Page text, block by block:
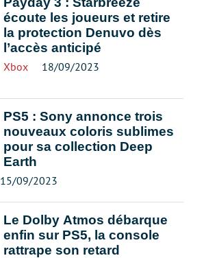
écoute les joueurs et retire
la protection Denuvo dès
l’accès anticipé
Xbox 18/09/2023
PS5 : Sony annonce trois
nouveaux coloris sublimes
pour sa collection Deep
Earth
15/09/2023
Le Dolby Atmos débarque
enfin sur PS5, la console
rattrape son retard